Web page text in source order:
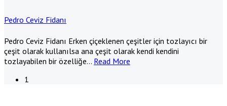
Pedro Ceviz Fidanı
Pedro Ceviz Fidanı Erken çiçeklenen çeşitler için tozlayıcı bir
çeşit olarak kullanılsa ana çeşit olarak kendi kendini
tozlayabilen bir özelliğe… Read More
1